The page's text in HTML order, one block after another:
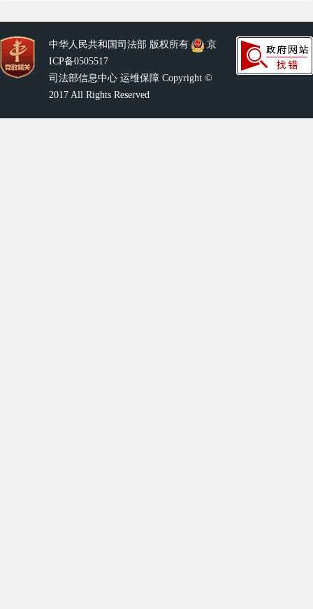
中华人民共和国司法部 版权所有
京
ICP备0505517
司法部信息中心 运维保障 Copyright ©
2017 All Rights Reserved